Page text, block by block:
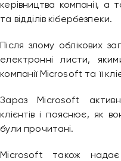
керівництва компанії, а
та відділів кібербезпеки.
Після злому облікових
електронні листи,
компанії Microsoft та її
Зараз Microsoft
клієнтів і пояснює, як
були прочитані.
Microsoft також